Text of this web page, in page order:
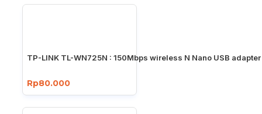
TP-LINK TL-WN725N : 150Mbps wireless N Nano USB adapter
Rp80.000